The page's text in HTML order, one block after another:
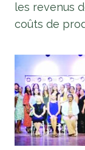
les revenus
coûts de